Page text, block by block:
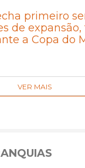
primeiro
de expansão,
a Copa do
VER MAIS